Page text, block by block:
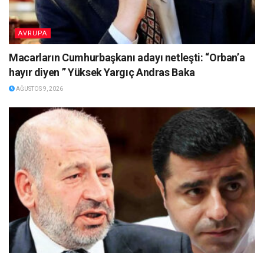
AVRUPA
Macarların Cumhurbaşkanı adayı netleşti: “Orban’a
hayır diyen ” Yüksek Yargıç Andras Baka
AĞUSTOS 9, 2026